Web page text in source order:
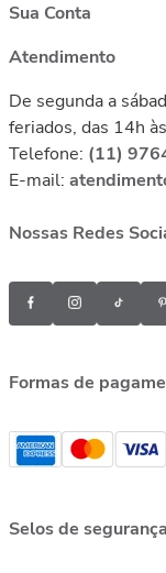
Sua Conta
Atendimento
De segunda a
feriados, das 14h
Telefone: (11)
E-mail:
Nossas Redes
Formas de
Selos de segurança